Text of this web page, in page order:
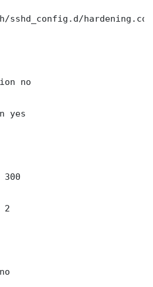
sshd_config.d/
no
yes
2